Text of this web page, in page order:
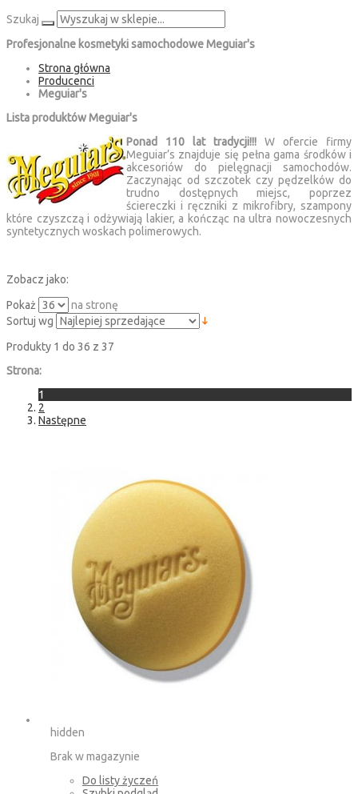
Szukaj
Profesjonalne kosmetyki samochodowe Meguiar's
Strona główna
Producenci
Meguiar's
Lista produktów Meguiar's
Ponad 110 lat tradycji!!! W ofercie firmy
Meguiar’s znajduje się pełna gama środków i
akcesoriów do pielęgnacji samochodów.
Zaczynając od szczotek czy pędzelków do
trudno dostępnych miejsc, poprzez
ściereczki i ręczniki z mikrofibry, szampony
które czyszczą i odżywiają lakier, a kończąc na ultra nowoczesnych
syntetycznych woskach polimerowych.
Zobacz jako:
Pokaż
na stronę
Sortuj wg
Produkty 1 do 36 z 37
Strona:
1
2
Następne
hidden
Brak w magazynie
Do listy życzeń